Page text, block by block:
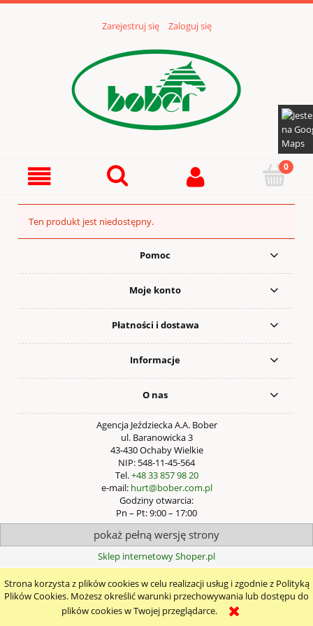
Strona korzysta z plików cookies w celu realizacji usług i zgodnie z Polityką
Plików Cookies. Możesz określić warunki przechowywania lub dostępu do
plików cookies w Twojej przeglądarce.
Zarejestruj się Zaloguj się
Ten produkt jest niedostępny.
Pomoc
Moje konto
Płatności i dostawa
Informacje
O nas
Agencja Jeździecka A.A. Bober
ul. Baranowicka 3
43-430 Ochaby Wielkie
NIP: 548-11-45-564
Tel.+48 33 857 98 20
e-mail: hurt@bober.com.pl
Godziny otwarcia:
Pn – Pt: 9:00 – 17:00
pokaż pełną wersję strony
Sklep internetowy Shoper.pl